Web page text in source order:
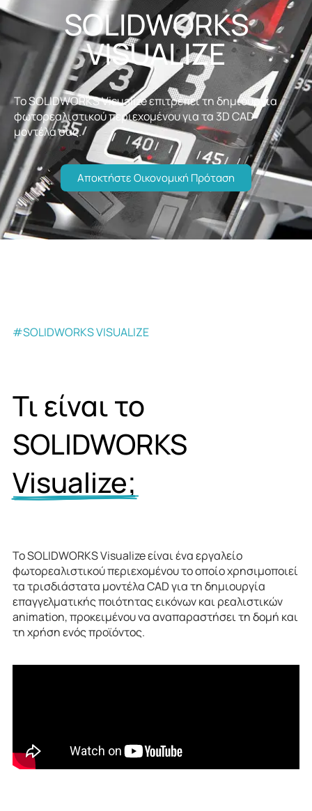
SOLIDWORKS
VISUALIZE
ΤοSOLIDWORKS Visualizeεπιτρέπει τη δημιουργία
φωτορεαλιστικού περιεχομένου για τα 3D CAD
μοντέλα σας.
Αποκτήστε Οικονομική Πρόταση
#SOLIDWORKS VISUALIZE
Τι είναι το
SOLIDWORKS
Visualize;
Το SOLIDWORKS Visualize είναι ένα εργαλείο
φωτορεαλιστικού περιεχομένου το οποίο χρησιμοποιεί
τα τρισδιάστατα μοντέλα CAD για τη δημιουργία
επαγγελματικής ποιότητας εικόνων και ρεαλιστικών
animation, προκειμένου να αναπαραστήσει τη δομή και
τη χρήση ενός προϊόντος.